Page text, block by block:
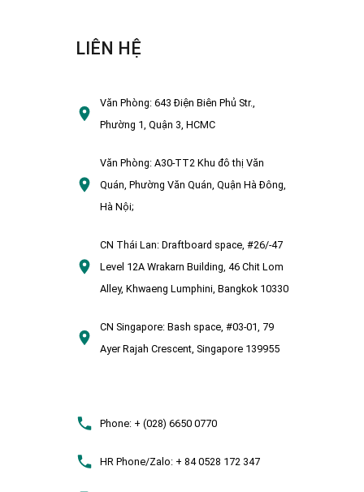
LIÊN HỆ
Văn Phòng:643 Điện Biên Phủ Str.,
Phường 1, Quận 3, HCMC
Văn Phòng:A30-TT2 Khu đô thị Văn
Quán, Phường Văn Quán, Quận Hà Đông,
Hà Nội;
CN Thái Lan: Draftboard space, #26/-47
Level 12A Wrakarn Building, 46 Chit Lom
Alley, Khwaeng Lumphini, Bangkok 10330
CN Singapore: Bash space, #03-01, 79
Ayer Rajah Crescent, Singapore 139955
Phone:+ (028) 6650 0770
HR Phone/Zalo:+ 84 0528 172 347